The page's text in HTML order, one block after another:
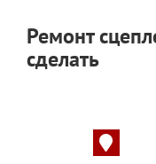
Ремонт
сделать